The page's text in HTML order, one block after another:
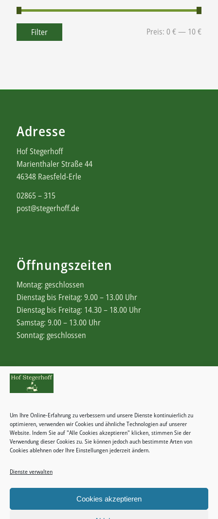
Um Ihre Online-Erfahrung zu verbessern und unsere Dienste kontinuierlich zu
optimieren, verwenden wir Cookies und ähnliche Technologien auf unserer
Website. Indem Sie auf "Alle Cookies akzeptieren" klicken, stimmen Sie der
Verwendung dieser Cookies zu. Sie können jedoch auch bestimmte Arten von
Cookies ablehnen oder Ihre Einstellungen jederzeit ändern.
Dienste verwalten
Cookies akzeptieren
Filter Preis:0 €— 10 €
Adresse
Hof Stegerhoff
Marienthaler Straße 44
46348 Raesfeld-Erle
02865 – 315
post@stegerhoff.de
Öffnungszeiten
Montag: geschlossen
Dienstag bis Freitag: 9.00 – 13.00 Uhr
Dienstag bis Freitag: 14.30 – 18.00 Uhr
Samstag: 9.00 – 13.00 Uhr
Sonntag: geschlossen
Rechtliches
Widerrufsbelehrung